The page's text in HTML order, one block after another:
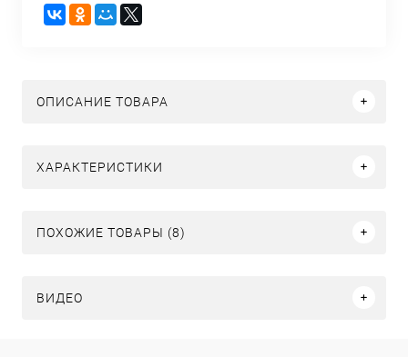
ОПИСАНИЕ ТОВАРА
ХАРАКТЕРИСТИКИ
ПОХОЖИЕ ТОВАРЫ (8)
ВИДЕО